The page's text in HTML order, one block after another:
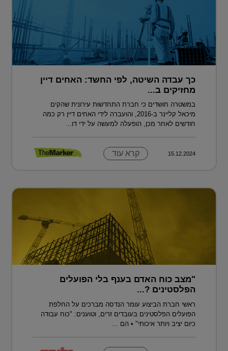
כך עבדה השיטה, לפי החשד: האחים דיין
מחזיקים ב...
במשטרה חושדים כי חברת התחדשות עירונית שהקים
מיכאל קליינר ב-2016, והועברה לידי האחים דיין רק כמה
חודשים לאחר מכן, הופעלה למעשה על ידי דו...
15.12.2024 קרא עוד
"מצב כוח האדם בענף בלי הפועלים
הפלסטינים ?...
ראשי חברת הביצוע עומר הנדסה מברכים על החלפת
הפועלים הפלסטינים בעובדים זרים, וטוענים: "כוח עבודה
כיום יציב ויותר איכותי" • הם ...